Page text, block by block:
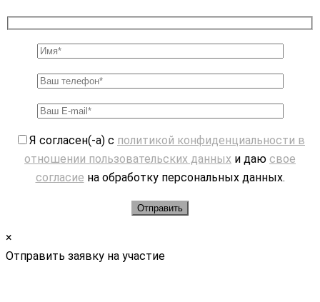
Я согласен(-а) с политикой конфиденциальности в
отношении пользовательских данных и даю свое
согласие на обработку персональных данных.
×
Отправить заявку на участие